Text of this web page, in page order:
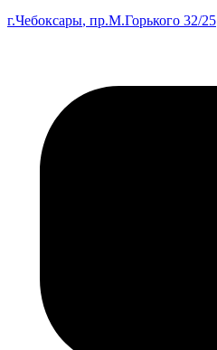
г.Чебоксары, пр.М.Горького 32/25